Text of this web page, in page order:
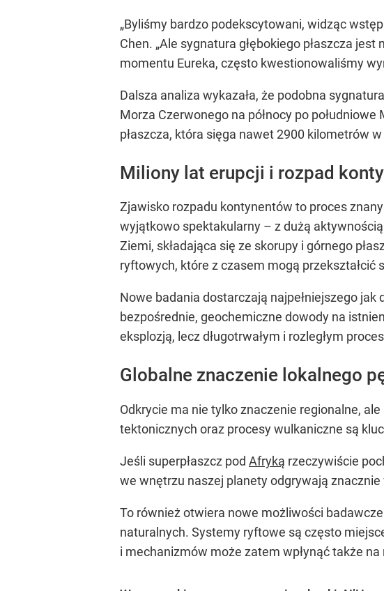
„Byliśmy bardzo podekscytowani, widząc
Chen. „Ale sygnatura głębokiego płaszcza
momentu Eureka, często kwestionowaliśmy
Dalsza analiza wykazała, że podobna
Morza Czerwonego na północy po
płaszcza, która sięga nawet 2900 kilometrów
Miliony lat erupcji i rozpad
Zjawisko rozpadu kontynentów to proces
wyjątkowo spektakularny – z dużą
Ziemi, składająca się ze skorupy i górnego
ryftowych, które z czasem mogą przekształcić
Nowe badania dostarczają najpełniejszego
bezpośrednie, geochemiczne dowody na
eksplozją, lecz długotrwałym i rozległym
Globalne znaczenie lokalnego
Odkrycie ma nie tylko znaczenie regionalne,
tektonicznych oraz procesy wulkaniczne są
Jeśli superpłaszcz pod Afryką rzeczywiście
we wnętrzu naszej planety odgrywają
To również otwiera nowe możliwości
naturalnych. Systemy ryftowe są często
i mechanizmów może zatem wpłynąć także